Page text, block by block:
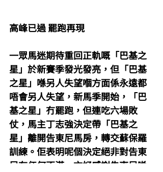
高峰已過 罷跑再現
一眾馬迷期待重回正軌嘅「巴基之
星」於新賽季發光發亮，但「巴基
之星」喺另人失望嗰方面係永遠都
唔會另人失望，新馬季開始，「巴
基之星」冇罷跑，但連吃六場敗
仗，馬主丁志強決定帶「巴基之
星」離開告東尼馬房，轉交蘇保羅
訓練。佢表明呢個決定絕非對告東
尼有任何不滿，亦好感謝告東尼喺